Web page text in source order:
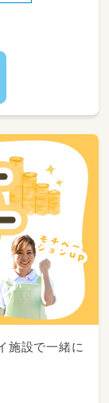
業務
施設で一緒に